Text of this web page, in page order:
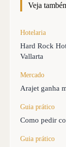
Veja
Hotelaria
Hard Rock
Vallarta
Mercado
Arajet ganha
Guia prático
Como pedir
Guia prático